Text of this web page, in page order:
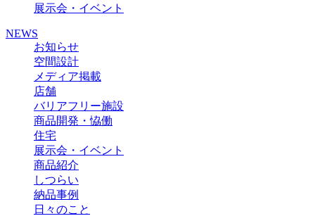
展示会・イベント
NEWS
お知らせ
空間設計
メディア掲載
店舗
バリアフリー施設
商品開発・恊働
住宅
展示会・イベント
商品紹介
しつらい
納品事例
日々のこと